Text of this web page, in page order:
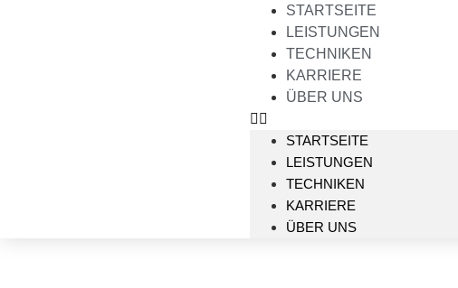
STARTSEITE
LEISTUNGEN
TECHNIKEN
KARRIERE
ÜBER UNS
STARTSEITE
LEISTUNGEN
TECHNIKEN
KARRIERE
ÜBER UNS